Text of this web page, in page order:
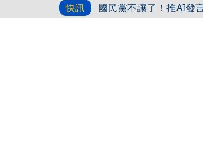
快訊
46歲肥大叔過世...曾創